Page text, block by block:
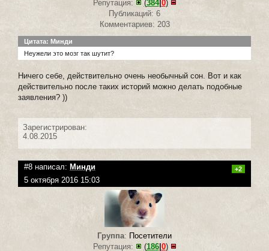
Репутация:
(384| 0)
Публикаций: 6
Комментариев: 203
Цитата: Минди
Неужели это мозг так шутит?
Ничего себе, действительно очень необычный сон. Вот и как
действительно после таких историй можно делать подобные
заявления? ))
Зарегистрирован:
4.08.2015
#8 написал: Минди +2
5 октября 2016 15:03
Группа: Посетители
Репутация:
(186|0)